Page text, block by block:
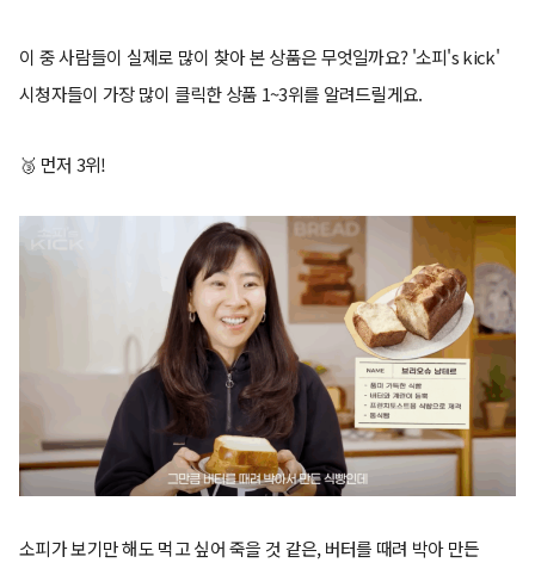
이 중 사람들이 실제로 많이 찾아 본 상품은 무엇일까요? '소피's kick'
시청자들이 가장 많이 클릭한 상품 1~3위를 알려드릴게요.
🥉 먼저 3위!
소피가 보기만 해도 먹고 싶어 죽을 것 같은, 버터를 때려 박아 만든